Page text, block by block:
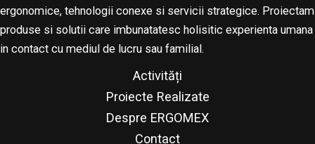
ergonomice, tehnologii conexe si servicii strategice. Proiectam
produse si solutii care imbunatatesc holisitic experienta umana
in contact cu mediul de lucru sau familial.
Activități
Proiecte Realizate
Despre ERGOMEX
Contact